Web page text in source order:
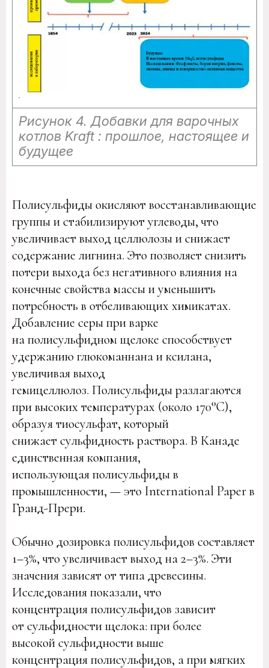
Рисунок 4. Добавки для варочных
котлов Kraft : прошлое, настоящее и
будущее
Полисульфиды окисляют восстанавливающие
группы и стабилизируют углеводы, что
увеличивает выход целлюлозы и снижает
содержание лигнина. Это позволяет снизить
потери выхода без негативного влияния на
конечные свойства массы и уменьшить
потребность в отбеливающих химикатах.
Добавление серы при варке
на полисульфидном щелоке способствует
удержанию глюкоманнана и ксилана,
увеличивая выход
гемицеллюлоз. Полисульфиды разлагаются
при высоких температурах (около 170°C),
образуя тиосульфат, который
снижает сульфидность раствора. В Канаде
единственная компания,
использующая полисульфиды в
промышленности, — это International Paper в
Гранд-Прери.
Обычно дозировка полисульфидов составляет
1–3%, что увеличивает выход на 2–3%. Эти
значения зависят от типа древесины.
Исследования показали, что
концентрация полисульфидов зависит
от сульфидности щелока: при более
высокой сульфидности выше
концентрация полисульфидов, а при мягких